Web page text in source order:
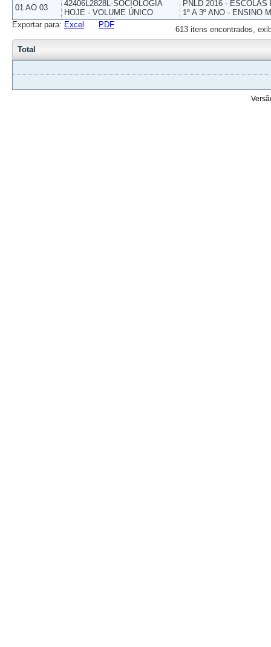
01 AO 03
42406L2828L-SOCIOLOGIA
HOJE - VOLUME ÚNICO
PNLD 2016 -
1º A 3º ANO - ENSINO
613 itens encontrados,
Exportar para: Excel PDF
Total